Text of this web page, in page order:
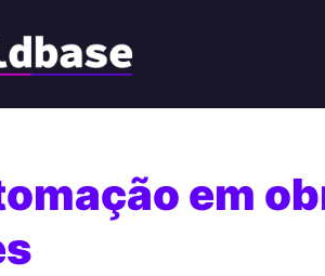
em